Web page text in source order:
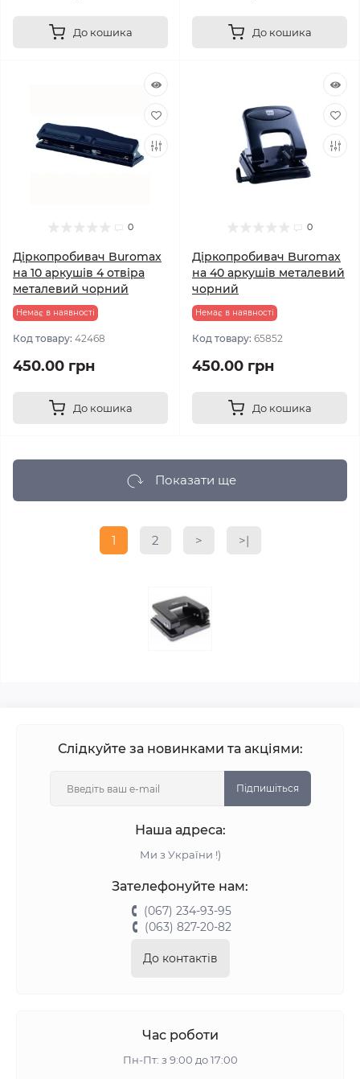
До кошика До кошика
0
Діркопробивач Buromax
на 10 аркушів 4 отвіра
металевий чорний
Немає в наявності
Код товару: 42468
450.00 грн
До кошика
0
Діркопробивач Buromax
на 40 аркушів металевий
чорний
Немає в наявності
Код товару: 65852
450.00 грн
До кошика
Показати ще
1 2 > >|
Слідкуйте за новинками та акціями:
Підпишіться
Наша адреса:
Ми з України !)
Зателефонуйте нам:
(067) 234-93-95
(063) 827-20-82
До контактів
Час роботи
Пн-Пт: з 9:00 до 17:00